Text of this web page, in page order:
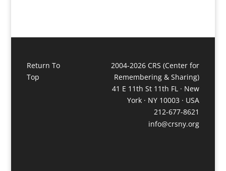
Return To
Top
2004-2026 CRS (Center for
Remembering & Sharing)
41 E 11th St 11th FL · New
York · NY 10003 · USA
212-677-8621
info@crsny.org